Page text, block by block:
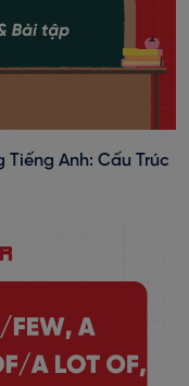
Tiếng Anh: Cấu Trúc